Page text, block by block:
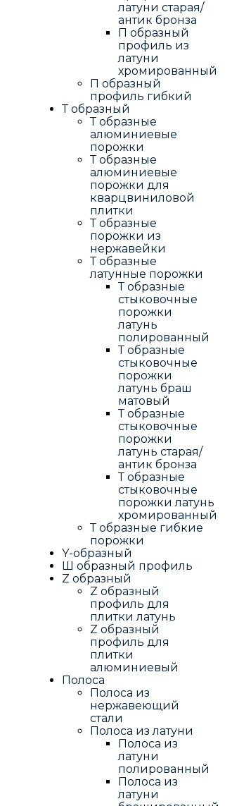
латуни старая/
антик бронза
П образный
профиль из
латуни
хромированный
П образный
профиль гибкий
Т образный
Т образные
алюминиевые
порожки
Т образные
алюминиевые
порожки для
кварцвиниловой
плитки
Т образные
порожки из
нержавейки
Т образные
латунные порожки
Т образные
стыковочные
порожки
латунь
полированный
Т образные
стыковочные
порожки
латунь браш
матовый
Т образные
стыковочные
порожки
латунь старая/
антик бронза
Т образные
стыковочные
порожки латунь
хромированный
Т образные гибкие
порожки
Y-образный
Ш образный профиль
Z образный
Z образный
профиль для
плитки латунь
Z образный
профиль для
плитки
алюминиевый
Полоса
Полоса из
нержавеющий
стали
Полоса из латуни
Полоса из
латуни
полированный
Полоса из
латуни